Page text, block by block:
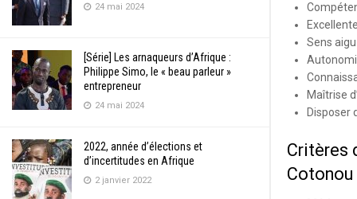
24 mai 2024
[Série] Les arnaqueurs d’Afrique :
Philippe Simo, le « beau parleur »
entrepreneur
24 mai 2024
2022, année d’élections et
d’incertitudes en Afrique
2 janvier 2022
Sens
Maîtrise
Disposer
Critères
Cotonou